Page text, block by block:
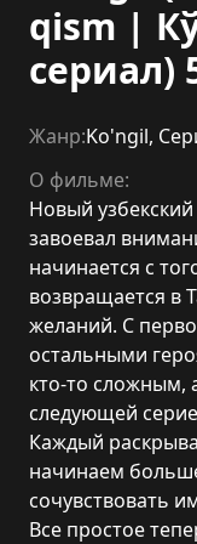
qism |
сериал)
Жанр:Ko'ngil,
О фильме:
Новый
завоевал
начинается с
возвращается в
желаний. С
остальными
кто-то сложным,
следующей
Каждый
начинаем
сочувствовать
Все простое